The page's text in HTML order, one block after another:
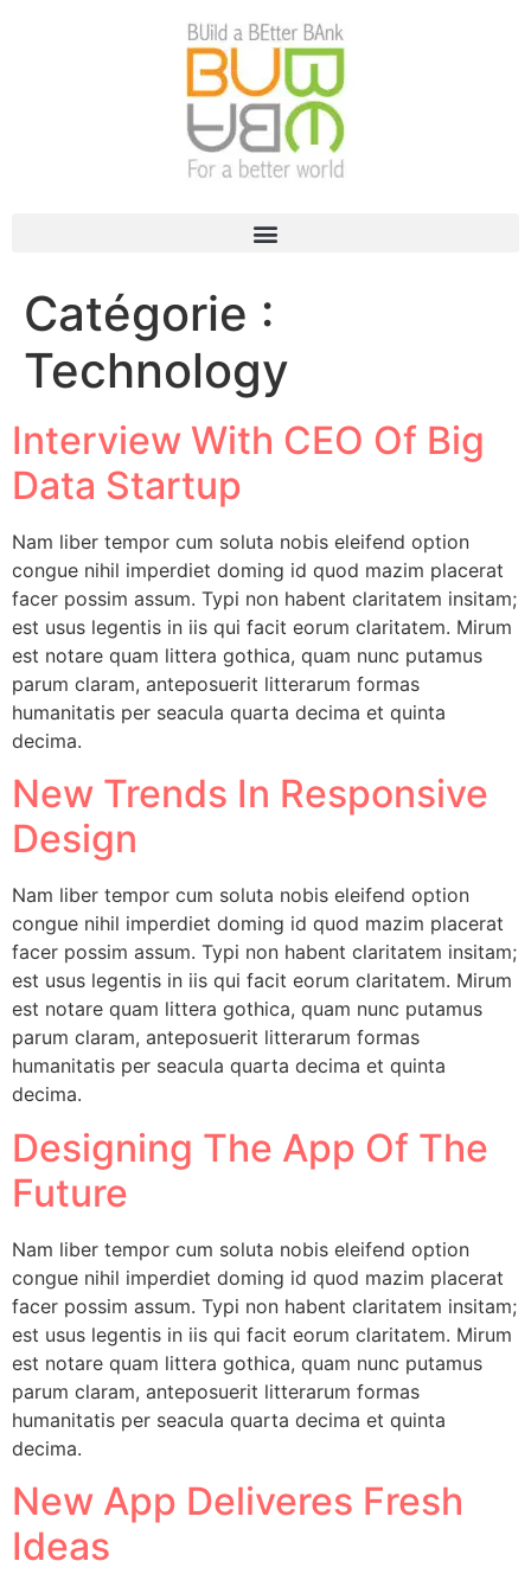
Catégorie :
Technology
Interview With CEO Of Big
Data Startup
Nam liber tempor cum soluta nobis eleifend option
congue nihil imperdiet doming id quod mazim placerat
facer possim assum. Typi non habent claritatem insitam;
est usus legentis in iis qui facit eorum claritatem. Mirum
est notare quam littera gothica, quam nunc putamus
parum claram, anteposuerit litterarum formas
humanitatis per seacula quarta decima et quinta
decima.
New Trends In Responsive
Design
Nam liber tempor cum soluta nobis eleifend option
congue nihil imperdiet doming id quod mazim placerat
facer possim assum. Typi non habent claritatem insitam;
est usus legentis in iis qui facit eorum claritatem. Mirum
est notare quam littera gothica, quam nunc putamus
parum claram, anteposuerit litterarum formas
humanitatis per seacula quarta decima et quinta
decima.
Designing The App Of The
Future
Nam liber tempor cum soluta nobis eleifend option
congue nihil imperdiet doming id quod mazim placerat
facer possim assum. Typi non habent claritatem insitam;
est usus legentis in iis qui facit eorum claritatem. Mirum
est notare quam littera gothica, quam nunc putamus
parum claram, anteposuerit litterarum formas
humanitatis per seacula quarta decima et quinta
decima.
New App Deliveres Fresh
Ideas